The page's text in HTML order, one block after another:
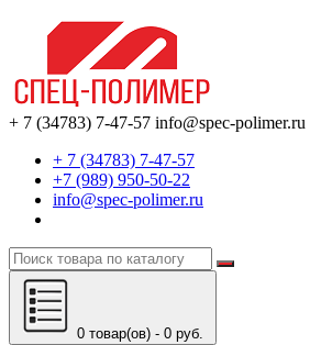
+ 7 (34783) 7-47-57 info@spec-polimer.ru
+ 7 (34783) 7-47-57
+7 (989) 950-50-22
info@spec-polimer.ru
0 товар(ов) - 0 руб.